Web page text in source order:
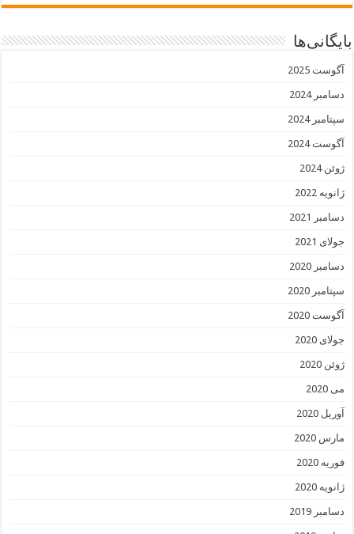
بایگانی‌ها
آگوست 2025
دسامبر 2024
سپتامبر 2024
آگوست 2024
ژوئن 2024
ژانویه 2022
دسامبر 2021
جولای 2021
دسامبر 2020
سپتامبر 2020
آگوست 2020
جولای 2020
ژوئن 2020
می 2020
آوریل 2020
مارس 2020
فوریه 2020
ژانویه 2020
دسامبر 2019